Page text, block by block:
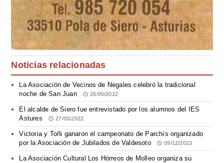
Noticias relacionadas
La Asociación de Vecinos de Negales celebró la tradicional
noche de San Juan
26/06/2022
El alcalde de Siero fue entrevistado por los alumnos del IES
Astures
27/05/2022
Victoria y Toñi ganaron el campeonato de Parchís organizado
por la Asociación de Jubilados de Valdesoto
09/12/2023
La Asociación Cultural Los Hórreos de Molleo organiza su